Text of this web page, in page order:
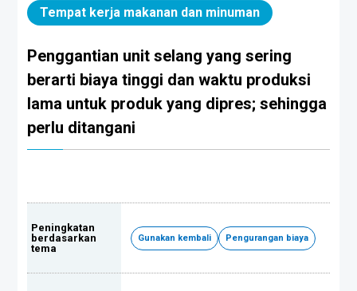
Tempat kerja makanan dan minuman
Penggantian unit selang yang sering
berarti biaya tinggi dan waktu produksi
lama untuk produk yang dipres; sehingga
perlu ditangani
Peningkatan
berdasarkan
tema
Gunakan kembali Pengurangan biaya